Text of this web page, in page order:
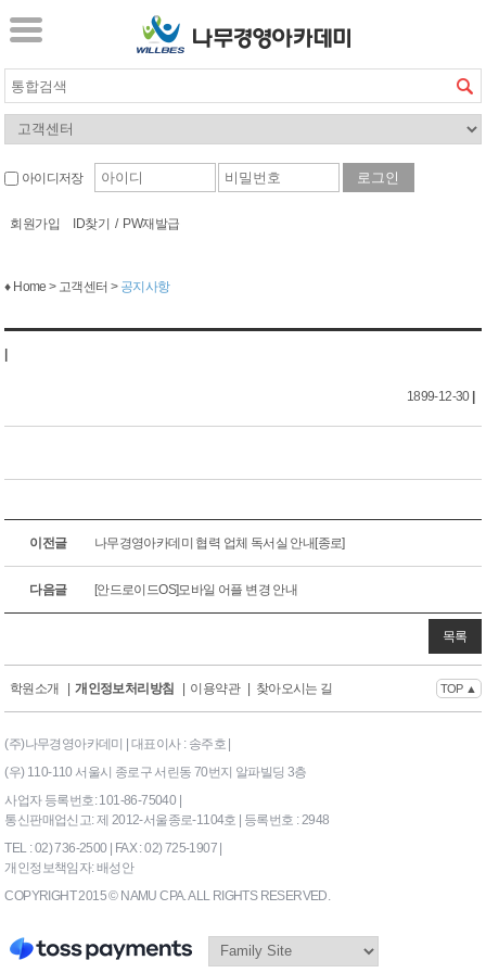
아이디저장
회원가입 ID찾기 / PW재발급
♦ Home > 고객센터 > 공지사항
1899-12-30 |
이전글 나무경영아카데미 협력 업체 독서실 안내[종로]
다음글 [안드로이드OS]모바일 어플 변경 안내
목록
학원소개 | 개인정보처리방침 | 이용약관 | 찾아오시는 길 TOP ▲
(주)나무경영아카데미 | 대표이사 : 송주호 |
(우) 110-110 서울시 종로구 서린동 70번지 알파빌딩 3층
사업자 등록번호: 101-86-75040 |
통신판매업신고: 제 2012-서울종로-1104호 | 등록번호 : 2948
TEL : 02) 736-2500 | FAX : 02) 725-1907 |
개인정보책임자: 배성안
COPYRIGHT 2015 © NAMU CPA. ALL RIGHTS RESERVED.169|End Timer : 7.601929E-